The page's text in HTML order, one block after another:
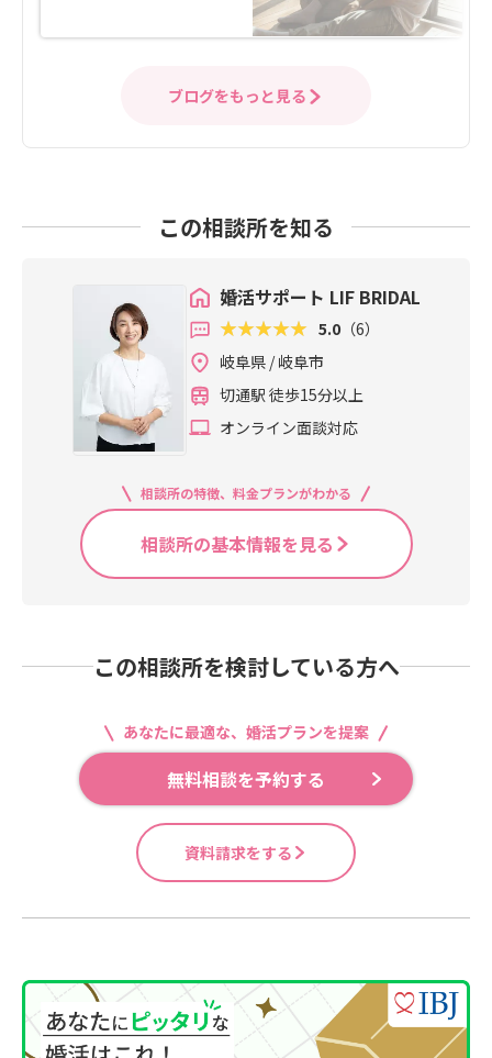
ブログをもっと見る
この相談所を知る
婚活サポート LIF BRIDAL
5.0（6）
岐阜県 / 岐阜市
切通駅 徒歩15分以上
オンライン面談対応
相談所の特徴、料金プランがわかる
相談所の基本情報を見る
この相談所を検討している方へ
あなたに最適な、婚活プランを提案
無料相談を予約する
資料請求をする